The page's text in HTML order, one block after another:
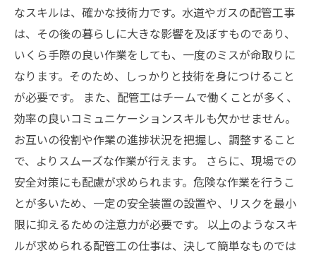
なスキルは、確かな技術力です。水道やガスの配管工事
は、その後の暮らしに大きな影響を及ぼすものであり、
いくら手際の良い作業をしても、一度のミスが命取りに
なります。そのため、しっかりと技術を身につけること
が必要です。 また、配管工はチームで働くことが多く、
効率の良いコミュニケーションスキルも欠かせません。
お互いの役割や作業の進捗状況を把握し、調整すること
で、よりスムーズな作業が行えます。 さらに、現場での
安全対策にも配慮が求められます。危険な作業を行うこ
とが多いため、一定の安全装置の設置や、リスクを最小
限に抑えるための注意力が必要です。 以上のようなスキ
ルが求められる配管工の仕事は、決して簡単なものでは